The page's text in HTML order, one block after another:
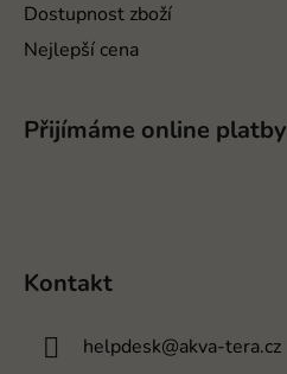
Dostupnost zboží
Nejlepší cena
Přijímáme online platby
Kontakt
helpdesk@akva-tera.cz